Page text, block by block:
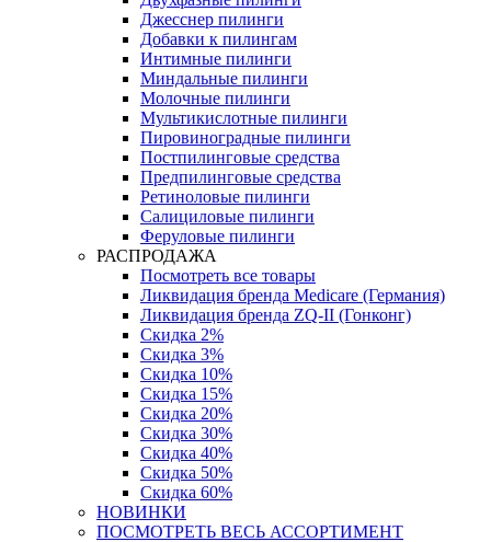
Джесснер пилинги
Добавки к пилингам
Интимные пилинги
Миндальные пилинги
Молочные пилинги
Мультикислотные пилинги
Пировиноградные пилинги
Постпилинговые средства
Предпилинговые средства
Ретиноловые пилинги
Салициловые пилинги
Феруловые пилинги
РАСПРОДАЖА
Посмотреть все товары
Ликвидация бренда Medicare (Германия)
Ликвидация бренда ZQ-II (Гонконг)
Скидка 2%
Скидка 3%
Скидка 10%
Скидка 15%
Скидка 20%
Скидка 30%
Скидка 40%
Скидка 50%
Скидка 60%
НОВИНКИ
ПОСМОТРЕТЬ ВЕСЬ АССОРТИМЕНТ